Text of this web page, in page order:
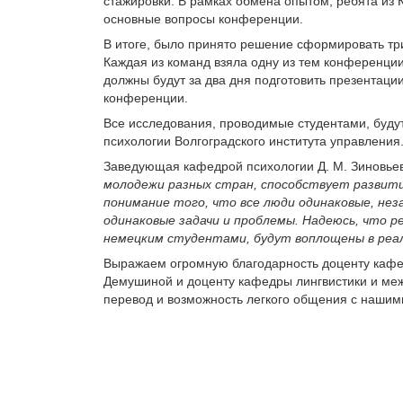
основные вопросы конференции.
В итоге, было принято решение сформировать
Каждая из команд взяла одну из тем
должны будут за два дня подготовить
конференции.
Все исследования, проводимые студентами,
психологии Волгоградского института управления.
Заведующая кафедрой психологии Д. М.
молодежи разных стран, способствует
понимание того, что все люди одинаковые,
одинаковые задачи и проблемы. Надеюсь, что
немецким студентами, будут воплощены в
Выражаем огромную благодарность доценту
Демушиной и доценту кафедры лингвистики и
перевод и возможность легкого общения с